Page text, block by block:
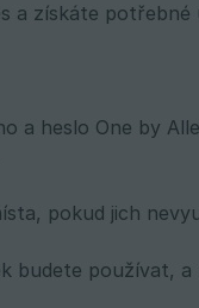
a získáte
a heslo One by
pokud jich
budete používat,